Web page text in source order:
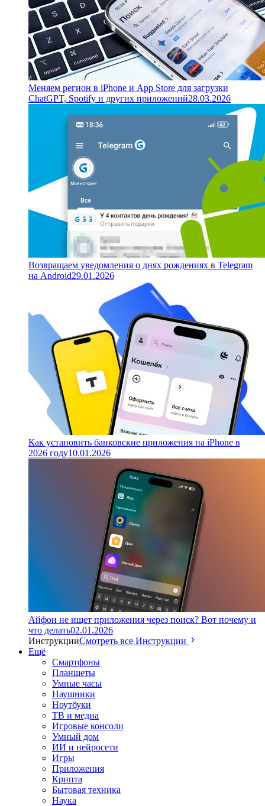
Меняем регион в iPhone и App Store для загрузки
ChatGPT, Spotify и других приложений28.03.2026
Возвращаем уведомления о днях рождениях в Telegram
на Android29.01.2026
Как установить банковские приложения на iPhone в
2026 году10.01.2026
Айфон не ищет приложения через поиск? Вот почему и
что делать02.01.2026
ИнструкцииСмотреть все Инструкции
Ещё
Смартфоны
Планшеты
Умные часы
Наушники
Ноутбуки
ТВ и медиа
Игровые консоли
Умный дом
ИИ и нейросети
Игры
Приложения
Крипта
Бытовая техника
Наука